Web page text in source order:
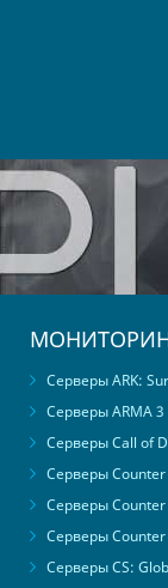
Серверы ARK:
Серверы ARMA 3
Серверы Call of
Серверы Counter
Серверы Counter
Серверы Counter
Серверы CS: